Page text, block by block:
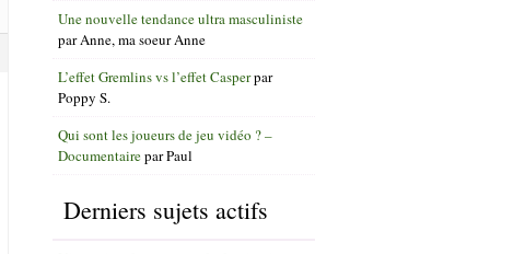
Une nouvelle tendance ultra masculiniste
parAnne, ma soeur Anne
L’effet Gremlins vs l’effet Casperpar
Poppy S.
Qui sont les joueurs de jeu vidéo ? –
DocumentaireparPaul
Derniers sujets actifs